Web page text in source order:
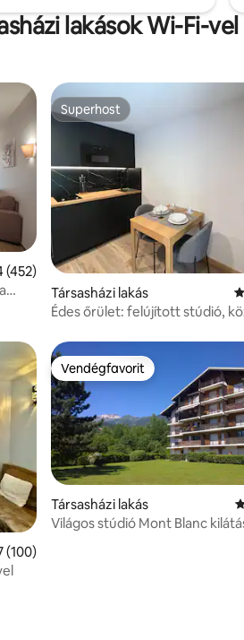
lakások Wi-Fi-vel
értékelés: 5/4,94, 452 vélemény
(452)
Superhost
Superhost
Társasházi lakás
Édes őrület: felújított stúdió,
értékelés: 5/4,87, 100 vélemény
(100)
Vendégfavorit
Vendégfavorit
Társasházi lakás
Világos stúdió Mont Blanc